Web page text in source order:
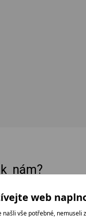
nám?
web
vše potřebné, nemuseli